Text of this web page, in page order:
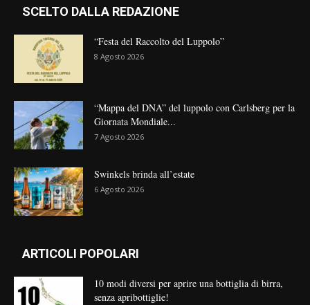
SCELTO DALLA REDAZIONE
“Festa del Raccolto del Luppolo”
8 Agosto 2026
“Mappa del DNA” del luppolo con Carlsberg per la
Giornata Mondiale...
7 Agosto 2026
Swinkels brinda all’estate
6 Agosto 2026
ARTICOLI POPOLARI
10 modi diversi per aprire una bottiglia di birra,
senza apribottiglie!